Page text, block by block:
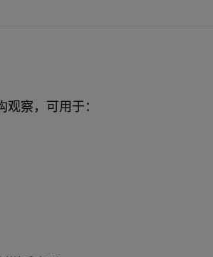
观察，可用于：